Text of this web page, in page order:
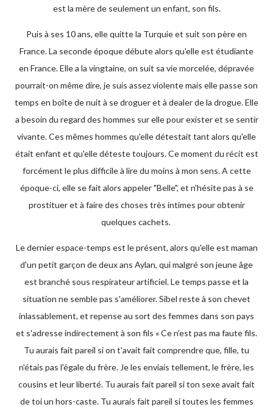
est la mère de seulement un enfant, son fils.
Puis à ses 10 ans, elle quitte la Turquie et suit son père en
France. La seconde époque débute alors qu'elle est étudiante
en France. Elle a la vingtaine, on suit sa vie morcelée, dépravée
pourrait-on même dire, je suis assez violente mais elle passe son
temps en boîte de nuit à se droguer et à dealer de la drogue. Elle
a besoin du regard des hommes sur elle pour exister et se sentir
vivante. Ces mêmes hommes qu'elle détestait tant alors qu'elle
était enfant et qu'elle déteste toujours. Ce moment du récit est
forcément le plus difficile à lire du moins à mon sens. A cette
époque-ci, elle se fait alors appeler "Belle", et n'hésite pas à se
prostituer et à faire des choses très intimes pour obtenir
quelques cachets.
Le dernier espace-temps est le présent, alors qu'elle est maman
d'un petit garçon de deux ans Aylan, qui malgré son jeune âge
est branché sous respirateur artificiel. Le temps passe et la
situation ne semble pas s'améliorer. Sibel reste à son chevet
inlassablement, et repense au sort des femmes dans son pays
et s'adresse indirectement à son fils « Ce n'est pas ma faute fils.
Tu aurais fait pareil si on t'avait fait comprendre que, fille, tu
n'étais pas l'égale du frère. Je les enviais tellement, le frère, les
cousins et leur liberté. Tu aurais fait pareil si ton sexe avait fait
de toi un hors-caste. Tu aurais fait pareil si toutes les femmes